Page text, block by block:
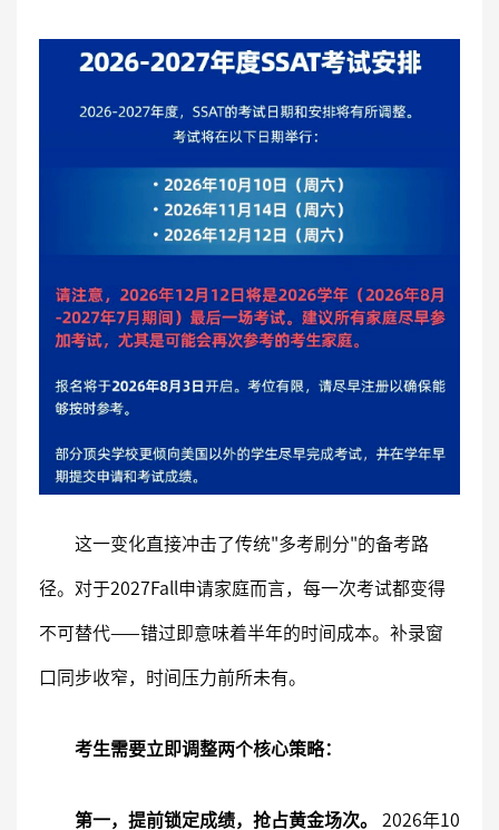
这一变化直接冲击了传统"多考刷分"的备考路
径。对于2027Fall申请家庭而言，每一次考试都变得
不可替代——错过即意味着半年的时间成本。补录窗
口同步收窄，时间压力前所未有。
考生需要立即调整两个核心策略：
第一，提前锁定成绩，抢占黄金场次。 2026年10